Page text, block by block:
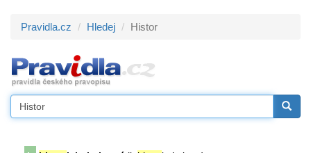
Pravidla.cz Hledej Histor